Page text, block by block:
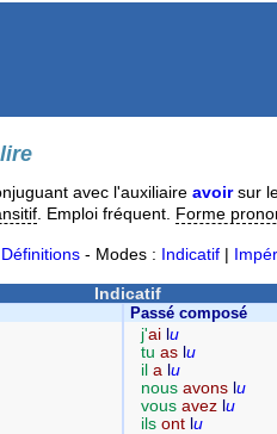
lire
avec l'auxiliaire avoirsur
. Emploi fréquent. Forme
Définitions - Modes : Indicatif |
Indicatif
Passé composé
j'ai lu
tu as lu
il a lu
nous avons lu
vous avez lu
ils ont lu